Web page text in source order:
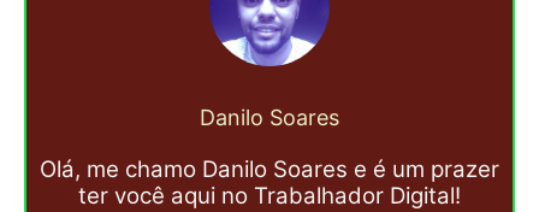
Danilo Soares
Olá, me chamo Danilo Soares e é um prazer
ter você aqui no Trabalhador Digital!